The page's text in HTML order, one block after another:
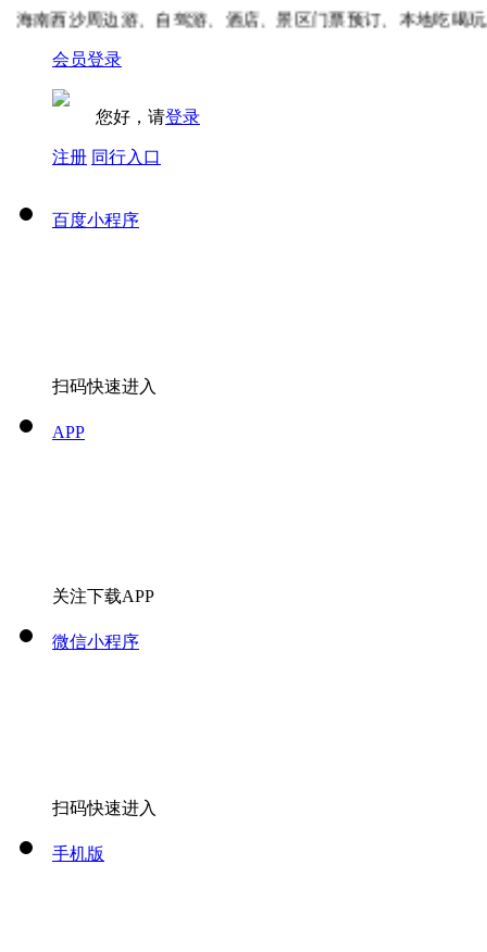
南西沙周边游、自驾游、酒店、景区门票预订、本地吃喝玩乐
会员登录
您好，请登录
注册 同行入口
百度小程序
扫码快速进入
APP
关注下载APP
微信小程序
扫码快速进入
手机版